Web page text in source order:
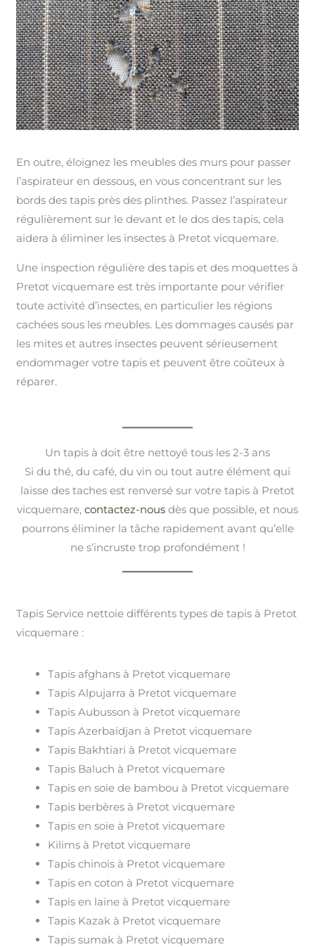
En outre, éloignez les meubles des murs pour passer
l’aspirateur en dessous, en vous concentrant sur les
bords des tapis près des plinthes. Passez l’aspirateur
régulièrement sur le devant et le dos des tapis, cela
aidera à éliminer les insectes à Pretot vicquemare.
Une inspection régulière des tapis et des moquettes à
Pretot vicquemare est très importante pour vérifier
toute activité d’insectes, en particulier les régions
cachées sous les meubles. Les dommages causés par
les mites et autres insectes peuvent sérieusement
endommager votre tapis et peuvent être coûteux à
réparer.
Un tapis à doit être nettoyé tous les 2-3 ans
Si du thé, du café, du vin ou tout autre élément qui
laisse des taches est renversé sur votre tapis à Pretot
vicquemare, contactez-nous dès que possible, et nous
pourrons éliminer la tâche rapidement avant qu’elle
ne s’incruste trop profondément !
Tapis Service nettoie différents types de tapis à Pretot
vicquemare :
Tapis afghans à Pretot vicquemare
Tapis Alpujarra à Pretot vicquemare
Tapis Aubusson à Pretot vicquemare
Tapis Azerbaïdjan à Pretot vicquemare
Tapis Bakhtiari à Pretot vicquemare
Tapis Baluch à Pretot vicquemare
Tapis en soie de bambou à Pretot vicquemare
Tapis berbères à Pretot vicquemare
Tapis en soie à Pretot vicquemare
Kilims à Pretot vicquemare
Tapis chinois à Pretot vicquemare
Tapis en coton à Pretot vicquemare
Tapis en laine à Pretot vicquemare
Tapis Kazak à Pretot vicquemare
Tapis sumak à Pretot vicquemare